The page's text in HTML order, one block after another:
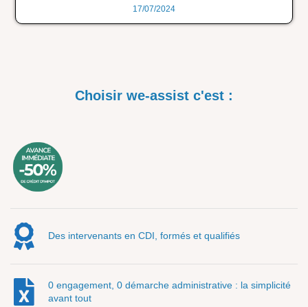
17/07/2024
Choisir we-assist c'est :
Des intervenants en CDI, formés et qualifiés
0 engagement, 0 démarche administrative : la simplicité
avant tout